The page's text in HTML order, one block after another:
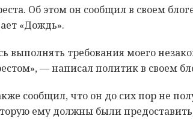
Об этом он сообщил в своем
«Дождь».
выполнять требования моего
— написал политик в своем
сообщил, что он до сих пор не
ему должны были предоставить,